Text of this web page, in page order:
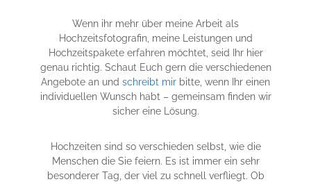
Wenn ihr mehr über meine Arbeit als
Hochzeitsfotografin, meine Leistungen und
Hochzeitspakete erfahren möchtet, seid Ihr hier
genau richtig. Schaut Euch gern die verschiedenen
Angebote an und schreibt mir bitte, wenn Ihr einen
individuellen Wunsch habt – gemeinsam finden wir
sicher eine Lösung.
Hochzeiten sind so verschieden selbst, wie die
Menschen die Sie feiern. Es ist immer ein sehr
besonderer Tag, der viel zu schnell verfliegt. Ob